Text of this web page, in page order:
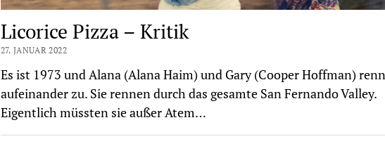
Licorice Pizza – Kritik
27. JANUAR 2022
Es ist 1973 und Alana (Alana Haim) und Gary (Cooper Hoffman)
aufeinander zu. Sie rennen durch das gesamte San Fernando Valley.
Eigentlich müssten sie außer Atem…